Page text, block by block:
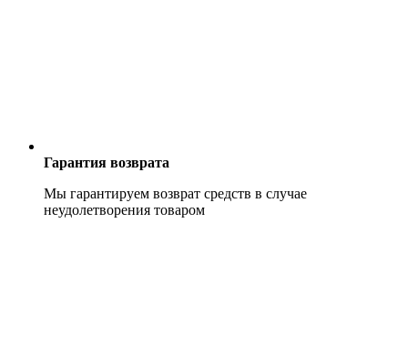
Гарантия возврата
Мы гарантируем возврат средств в случае
неудолетворения товаром